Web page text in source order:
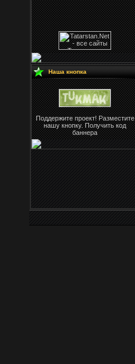
Наша кнопка
Поддержите проект! Разместите
нашу кнопку. Получить код
баннера